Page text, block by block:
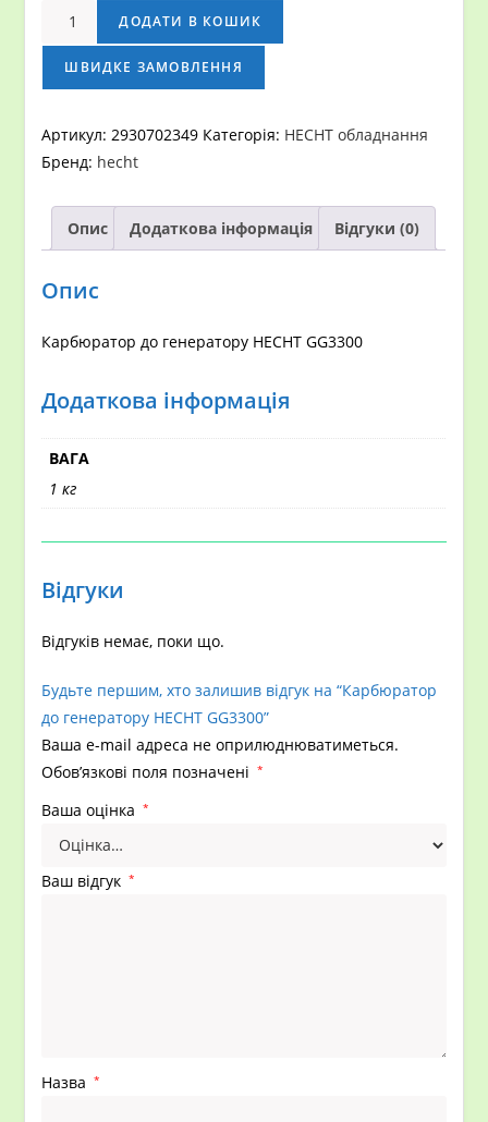
Карбюратор
генератору
HECHT
кількість
ДОДАТИ В КОШИК
ШВИДКЕ ЗАМОВЛЕННЯ
Артикул:2930702349 Категорія: HECHT обладнання
Бренд: hecht
Опис Додаткова інформація Відгуки (0)
Опис
Карбюратор до генератору HECHT GG3300
Додаткова інформація
ВАГА
1 кг
Відгуки
Відгуків немає, поки що.
Будьте першим, хто залишив відгук на “Карбюратор
до генератору HECHT GG3300”
Ваша e-mail адреса не оприлюднюватиметься.
Обов’язкові поля позначені
*
Ваша оцінка *
Ваш відгук *
Назва *